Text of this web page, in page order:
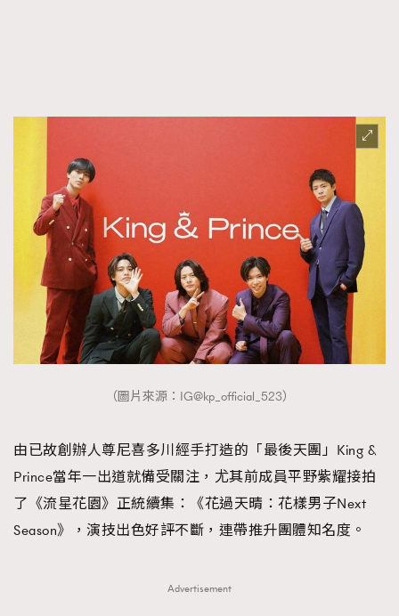
（圖片來源：IG@kp_official_523）
由已故創辦人尊尼喜多川經手打造的「最後天團」King &
Prince當年一出道就備受關注，尤其前成員平野紫耀接拍
了《流星花園》正統續集：《花過天晴：花樣男子Next
Season》，演技出色好評不斷，連帶推升團體知名度。
Advertisement